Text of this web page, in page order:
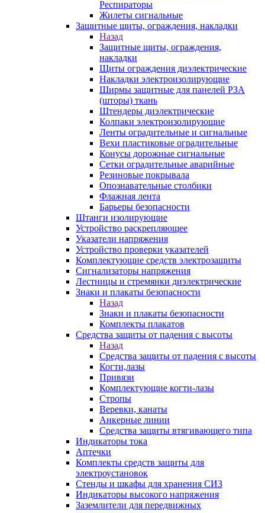
Респираторы
Жилеты сигнальные
Защитные щиты, ограждения, накладки
Назад
Защитные щиты, ограждения,
накладки
Щиты ограждения диэлектрические
Накладки электроизолирующие
Ширмы защитные для панелей РЗА
(шторы) ткань
Штендеры диэлектрические
Колпаки электроизолирующие
Ленты оградительные и сигнальные
Вехи пластиковые оградительные
Конусы дорожные сигнальные
Сетки оградительные аварийные
Резиновые покрывала
Опознавательные столбики
Флажная лента
Барьеры безопасности
Штанги изолирующие
Устройство раскрепляющее
Указатели напряжения
Устройство проверки указателей
Комплектующие средств электрозащиты
Сигнализаторы напряжения
Лестницы и стремянки диэлектрические
Знаки и плакаты безопасности
Назад
Знаки и плакаты безопасности
Комплекты плакатов
Средства защиты от падения с высоты
Назад
Средства защиты от падения с высоты
Когти,лазы
Привязи
Комплектующие когти-лазы
Стропы
Веревки, канаты
Анкерные линии
Средства защиты втягивающего типа
Индикаторы тока
Аптечки
Комплекты средств защиты для
электроустановок
Стенды и шкафы для хранения СИЗ
Индикаторы высокого напряжения
Заземлители для передвижных